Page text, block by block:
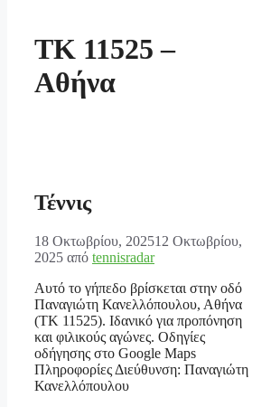
ΤΚ 11525 –
Αθήνα
Τέννις
18 Οκτωβρίου, 202512 Οκτωβρίου,
2025 από tennisradar
Αυτό το γήπεδο βρίσκεται στην οδό
Παναγιώτη Κανελλόπουλου, Αθήνα
(ΤΚ 11525). Ιδανικό για προπόνηση
και φιλικούς αγώνες. Οδηγίες
οδήγησης στο Google Maps
Πληροφορίες Διεύθυνση: Παναγιώτη
Κανελλόπουλου